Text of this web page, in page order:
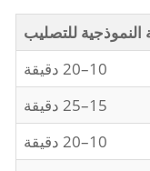
النموذجية للتصليب
10–20 دقيقة
15–25 دقيقة
10–20 دقيقة